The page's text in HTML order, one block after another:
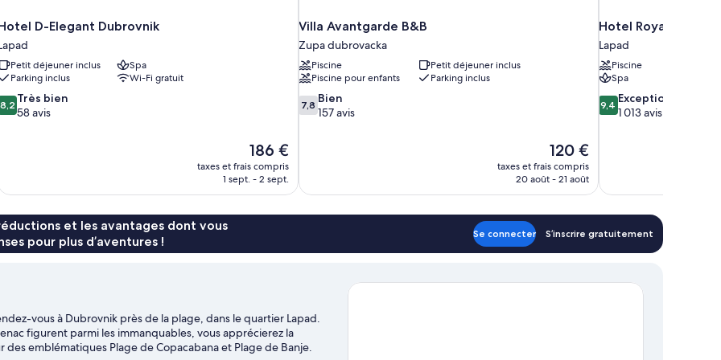
D-Elegant Dubrovnik
Petit déjeuner inclus
Spa
Parking inclus
Wi-Fi gratuit
8,2 Très bien
58 avis
Le
nouveau
prix
186 €
186 €
taxes et frais compris
1 sept. - 2 sept.
Villa Avantgarde B&B
Zupa dubrovacka
Piscine
Petit déjeuner inclus
Piscine pour enfants
Parking inclus
7.8
sur
7,8 Bien
157 avis
Le
nouveau
prix
120 €
120 €
taxes et frais compris
20 août - 21 août
Hotel Royal Neptun
Lapad
Piscine
Spa
9.4
sur
9,4 Exceptionnel
1 013 avis
et les avantages dont vous
pour plus d’aventures !
Se connecter S’inscrire gratuitement
vous à Dubrovnik près de la plage, dans le quartier Lapad.
figurent parmi les immanquables, vous apprécierez la
emblématiques Plage de Copacabana et Plage de Banje.